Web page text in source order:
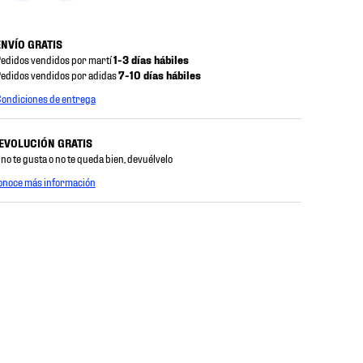
GRATIS
vendidos por martí1-3 días hábiles
vendidos por adidas7-10 días hábiles
de entrega
GRATIS
te gusta o no te queda bien, devuélvelo
más información